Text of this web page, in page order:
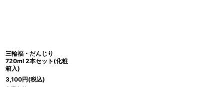
三輪福・だんじり
720ml 2本セット(化粧
箱入)
3,100円(税込)